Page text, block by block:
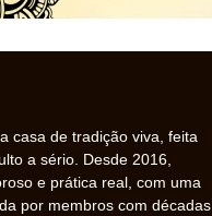
casa de tradição viva, feita
a sério. Desde 2016,
e prática real, com uma
por membros com décadas